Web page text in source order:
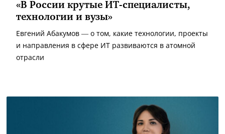
«В России крутые ИТ-специалисты,
технологии и вузы»
Евгений Абакумов — о том, какие технологии, проекты
и направления в сфере ИТ развиваются в атомной
отрасли